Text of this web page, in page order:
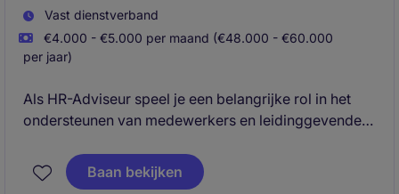
Vast dienstverband
€4.000 - €5.000 per maand (€48.000 - €60.000
per jaar)
Als HR-Adviseur speel je een belangrijke rol in het
ondersteunen van medewerkers en leidinggevenden
werkomgeving. Je adviseert over HR-beleid,
arbeidsvoorwaarden, ontwikkeling en duurzame
Baan bekijken